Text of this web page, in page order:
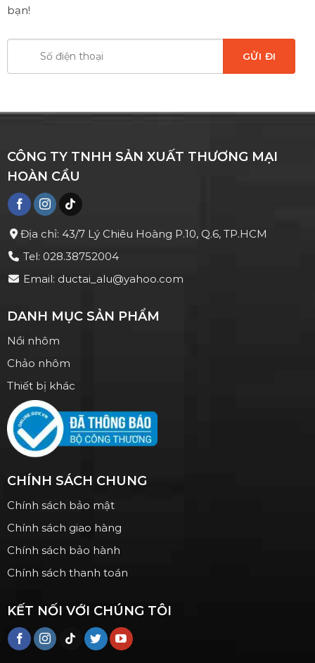
bạn!
CÔNG TY TNHH SẢN XUẤT THƯƠNG MẠI
HOÀN CẦU
Địa chỉ: 43/7 Lý Chiêu Hoàng P.10, Q.6, TP.HCM
Tel: 028.38752004
Email: ductai_alu@yahoo.com
DANH MỤC SẢN PHẨM
Nồi nhôm
Chảo nhôm
Thiết bị khác
CHÍNH SÁCH CHUNG
Chính sách bảo mật
Chính sách giao hàng
Chính sách bảo hành
Chính sách thanh toán
KẾT NỐI VỚI CHÚNG TÔI